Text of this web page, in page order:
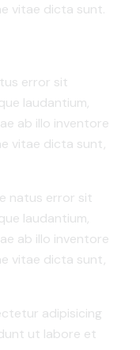
vitae dicta sunt.
error sit
laudantium,
ab illo inventore
vitae dicta sunt,
natus error sit
laudantium,
ab illo inventore
vitae dicta sunt,
adipisicing
ut labore et